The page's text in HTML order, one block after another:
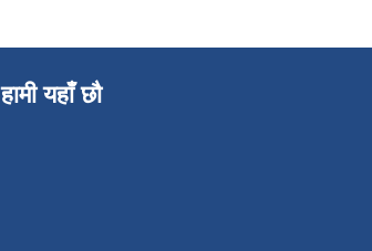
हामी यहाँ छौ